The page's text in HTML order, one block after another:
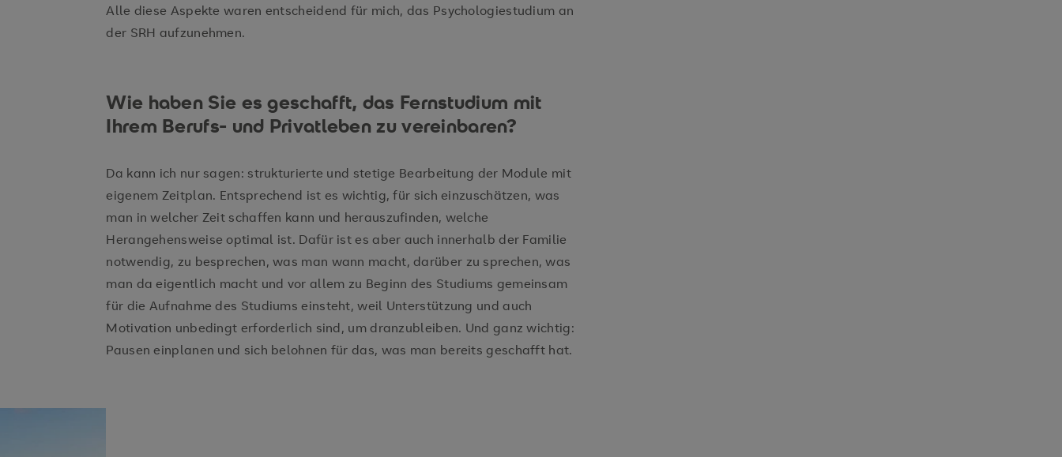
Alle diese Aspekte waren entscheidend für mich, das Psychologiestudium an
der SRH aufzunehmen.
Wie haben Sie es geschafft, das Fernstudium mit
Ihrem Berufs- und Privatleben zu vereinbaren?
Da kann ich nur sagen: strukturierte und stetige Bearbeitung der Module mit
eigenem Zeitplan. Entsprechend ist es wichtig, für sich einzuschätzen, was
man in welcher Zeit schaffen kann und herauszufinden, welche
Herangehensweise optimal ist. Dafür ist es aber auch innerhalb der Familie
notwendig, zu besprechen, was man wann macht, darüber zu sprechen, was
man da eigentlich macht und vor allem zu Beginn des Studiums gemeinsam
für die Aufnahme des Studiums einsteht, weil Unterstützung und auch
Motivation unbedingt erforderlich sind, um dranzubleiben. Und ganz wichtig:
Pausen einplanen und sich belohnen für das, was man bereits geschafft hat.